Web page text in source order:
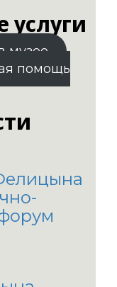
услуги
музее
помощь